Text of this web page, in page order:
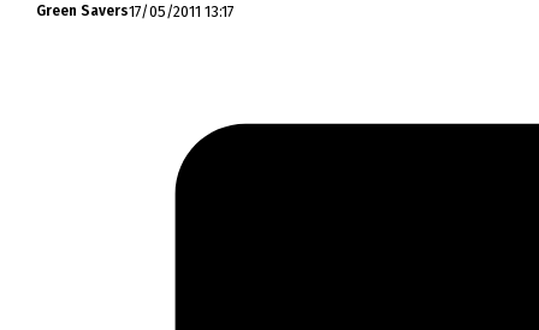
Green Savers17/05/2011 13:17